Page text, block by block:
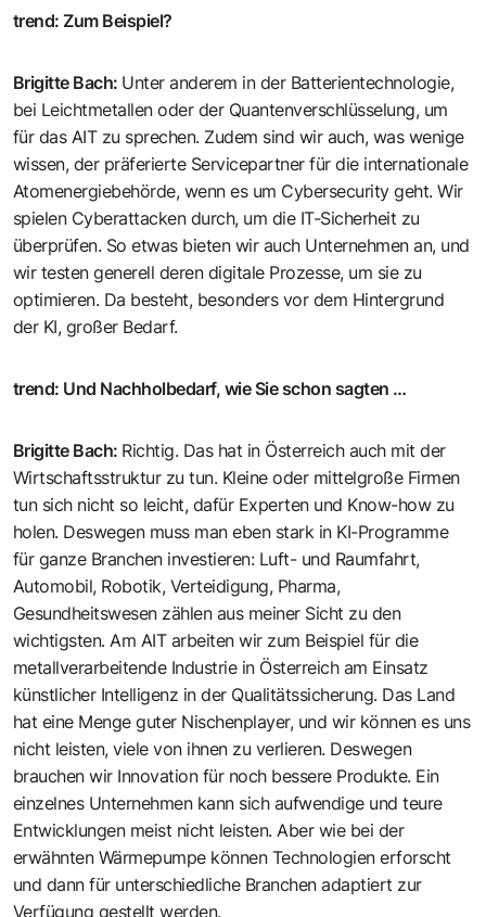
trend:Zum Beispiel?
Brigitte Bach: Unter anderem in der Batterientechnologie,
bei Leichtmetallen oder der Quantenverschlüsselung, um
für das AIT zu sprechen. Zudem sind wir auch, was wenige
wissen, der präferierte Servicepartner für die internationale
Atomenergiebehörde, wenn es um ­Cybersecurity geht. Wir
spielen Cyberattacken durch, um die IT-Sicherheit zu
überprüfen. So etwas bieten wir auch Unternehmen an, und
wir testen generell deren digitale Prozesse, um sie zu
optimieren. Da besteht, besonders vor dem Hintergrund
der KI, großer Bedarf.
trend: Und Nachholbedarf, wie Sie schon ­sagten …
Brigitte Bach: Richtig. Das hat in Österreich auch mit der
Wirtschaftsstruktur zu tun. Kleine oder mittelgroße Firmen
tun sich nicht so leicht, dafür Experten und Know-how zu
holen. Deswegen muss man eben stark in KI-Programme
für ganze Branchen investieren: Luft- und Raumfahrt,
Automobil, Robotik, Verteidigung, Pharma,
Gesundheitswesen zählen aus meiner Sicht zu den
wichtigsten. Am AIT arbeiten wir zum Beispiel für die
metallverarbeitende Industrie in Österreich am Einsatz
künstlicher Intelligenz in der Qualitätssicherung. Das Land
hat eine Menge ­guter Nischenplayer, und wir können es uns
nicht leisten, viele von ihnen zu ­verlieren. Deswegen
brauchen wir Innovation für noch bessere Produkte. Ein
einzelnes Unternehmen kann sich aufwendige und teure
Entwicklungen meist nicht leisten. Aber wie bei der
erwähnten Wärmepumpe können Technologien ­erforscht
und dann für unterschiedliche Branchen adaptiert zur
Verfügung ­gestellt werden.